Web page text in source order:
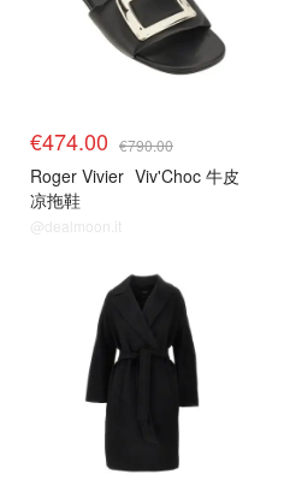
€474.00 €790.00
Roger Vivier Viv'Choc 牛皮
凉拖鞋
@dealmoon.it